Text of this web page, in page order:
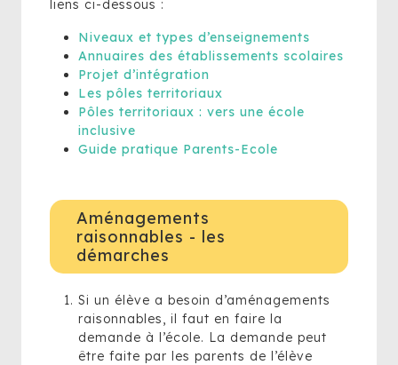
liens ci-dessous :
Niveaux et types d’enseignements
Annuaires des établissements scolaires
Projet d’intégration
Les pôles territoriaux
Pôles territoriaux : vers une école
inclusive
Guide pratique Parents-Ecole
Aménagements
raisonnables - les
démarches
Si un élève a besoin d’aménagements
raisonnables, il faut en faire la
demande à l’école. La demande peut
être faite par les parents de l’élève